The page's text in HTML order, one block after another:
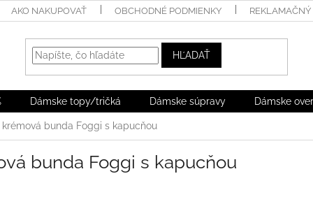
AKO NAKUPOVAŤ OBCHODNÉ PODMIENKY REKLAMAČNÝ
HĽADAŤ
Dámske topy/tričká Dámske súpravy Dámske
bunda Foggi s kapucňou
bunda Foggi s kapucňou